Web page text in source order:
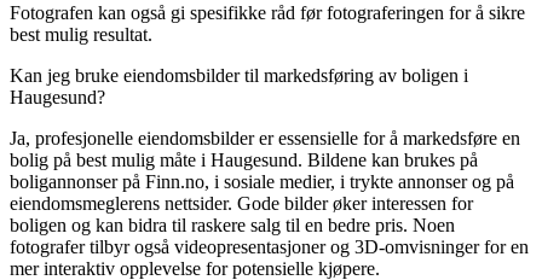
Fotografen kan også gi spesifikke råd før fotograferingen for å sikre
best mulig resultat.
Kan jeg bruke eiendomsbilder til markedsføring av boligen i
Haugesund?
Ja, profesjonelle eiendomsbilder er essensielle for å markedsføre en
bolig på best mulig måte i Haugesund. Bildene kan brukes på
boligannonser på Finn.no, i sosiale medier, i trykte annonser og på
eiendomsmeglerens nettsider. Gode bilder øker interessen for
boligen og kan bidra til raskere salg til en bedre pris. Noen
fotografer tilbyr også videopresentasjoner og 3D-omvisninger for en
mer interaktiv opplevelse for potensielle kjøpere.